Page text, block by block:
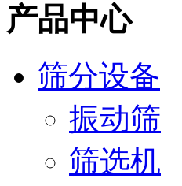
产品中心
筛分设备
振动筛
筛选机